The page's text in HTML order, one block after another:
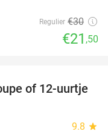
Regulier €30
€21 ,50
40%
of 12-uurtje
9.8 star